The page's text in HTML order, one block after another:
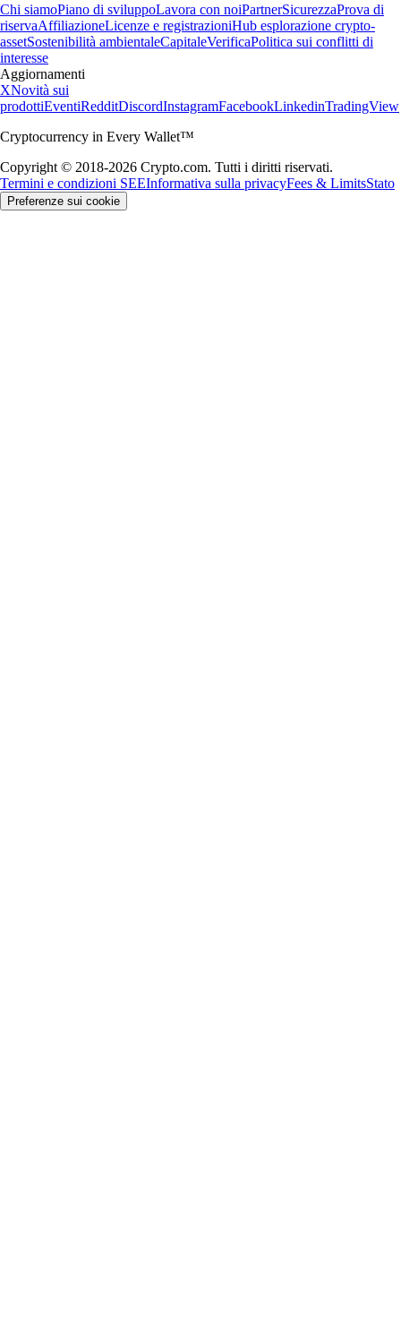
Chi siamoPiano di sviluppoLavora con noiPartnerSicurezzaProva di
riservaAffiliazioneLicenze e registrazioniHub esplorazione crypto-
assetSostenibilità ambientaleCapitaleVerificaPolitica sui conflitti di
interesse
Aggiornamenti
XNovità sui
prodottiEventiRedditDiscordInstagramFacebookLinkedinTradingView
Cryptocurrency in Every Wallet™
Copyright © 2018-2026 Crypto.com. Tutti i diritti riservati.
Termini e condizioni SEEInformativa sulla privacyFees & LimitsStato
Preferenze sui cookie